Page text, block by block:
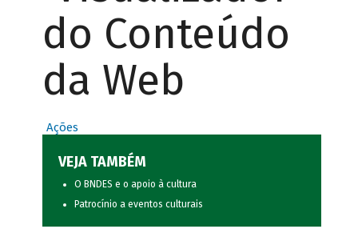
do Conteúdo
da Web
Ações
VEJA TAMBÉM
O BNDES e o apoio à cultura
Patrocínio a eventos culturais